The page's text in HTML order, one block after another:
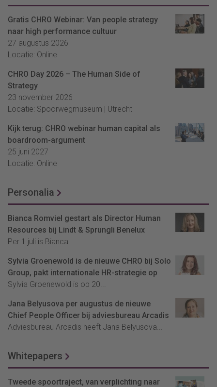
Gratis CHRO Webinar: Van people strategy
naar high performance cultuur
27 augustus 2026
Locatie: Online
CHRO Day 2026 – The Human Side of
Strategy
23 november 2026
Locatie: Spoorwegmuseum | Utrecht
Kijk terug: CHRO webinar human capital als
boardroom-argument
25 juni 2027
Locatie: Online
Personalia
Bianca Romviel gestart als Director Human
Resources bij Lindt & Sprungli Benelux
Per 1 juli is Bianca...
Sylvia Groenewold is de nieuwe CHRO bij Solo
Group, pakt internationale HR-strategie op
Sylvia Groenewold is op 20...
Jana Belyusova per augustus de nieuwe
Chief People Officer bij adviesbureau Arcadis
Adviesbureau Arcadis heeft Jana Belyusova...
Whitepapers
Tweede spoortraject, van verplichting naar